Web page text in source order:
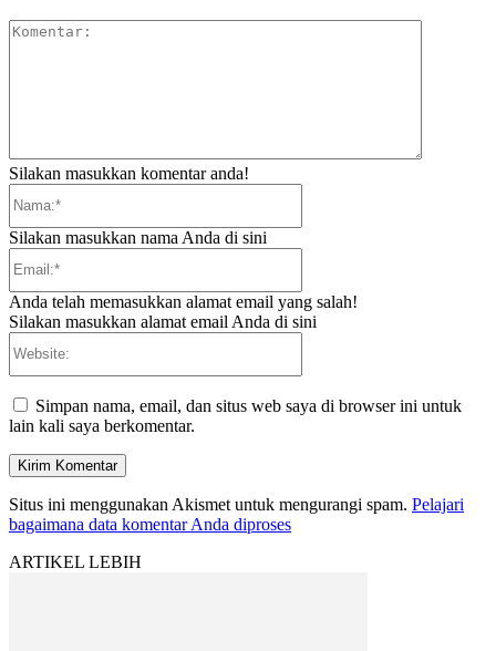
Silakan masukkan komentar anda!
Silakan masukkan nama Anda di sini
Anda telah memasukkan alamat email yang salah!
Silakan masukkan alamat email Anda di sini
Simpan nama, email, dan situs web saya di browser ini untuk
lain kali saya berkomentar.
Situs ini menggunakan Akismet untuk mengurangi spam. Pelajari
bagaimana data komentar Anda diproses
ARTIKEL LEBIH